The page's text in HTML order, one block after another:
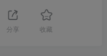
分享 收藏